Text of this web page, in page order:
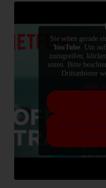
Sie sehen gerade
YouTube . Um
zuzugreifen,
unten. Bitte
Drittanbieter
Mehr